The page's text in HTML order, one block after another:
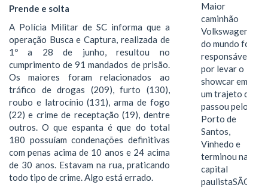
Prende e solta
A Polícia Militar de SC informa que a
operação Busca e Captura, realizada de
1º a 28 de junho, resultou no
cumprimento de 91 mandados de prisão.
Os maiores foram relacionados ao
tráfico de drogas (209), furto (130),
roubo e latrocínio (131), arma de fogo
(22) e crime de receptação (19), dentre
outros. O que espanta é que do total
180 possuíam condenações definitivas
com penas acima de 10 anos e 24 acima
de 30 anos. Estavam na rua, praticando
todo tipo de crime. Algo está errado.
Maior
caminhão
Volkswagen
do mundo foi
responsável
por levar o
showcar em
um trajeto que
passou pelo
Porto de
Santos,
Vinhedo e
terminou na
capital
paulistaSÃO